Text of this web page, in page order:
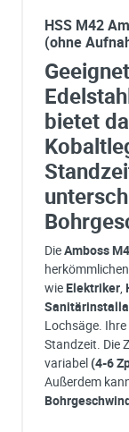
HSS M42
(ohne
bietet
DieAmboss
wie Elektriker
Lochsäge. Ihre
Standzeit. Die
variabel(4-6
Außerdem